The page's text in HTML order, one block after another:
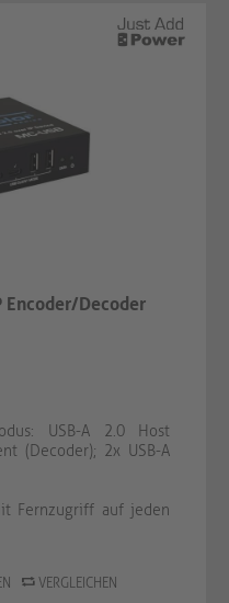
Encoder/Decoder
USB-A 2.0 Host
(Decoder); 2x USB-A
Fernzugriff auf jeden
VERGLEICHEN